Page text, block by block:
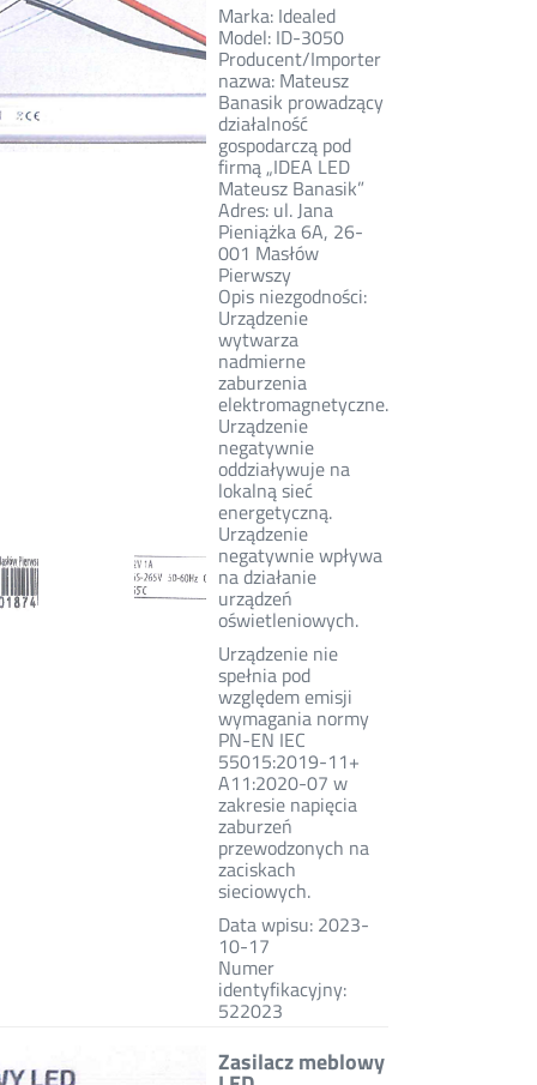
Marka: Idealed
Model: ID-3050
Producent/Importer
nazwa: Mateusz
Banasik prowadzący
działalność
gospodarczą pod
firmą „IDEA LED
Mateusz Banasik”
Adres: ul. Jana
Pieniążka 6A, 26-
001 Masłów
Pierwszy
Opis niezgodności:
Urządzenie
wytwarza
nadmierne
zaburzenia
elektromagnetyczne.
Urządzenie
negatywnie
oddziaływuje na
lokalną sieć
energetyczną.
Urządzenie
negatywnie wpływa
na działanie
urządzeń
oświetleniowych.
Urządzenie nie
spełnia pod
względem emisji
wymagania normy
PN-EN IEC
55015:2019-11+
A11:2020-07 w
zakresie napięcia
zaburzeń
przewodzonych na
zaciskach
sieciowych.
Data wpisu: 2023-
10-17
Numer
identyfikacyjny:
522023
Zasilacz meblowy